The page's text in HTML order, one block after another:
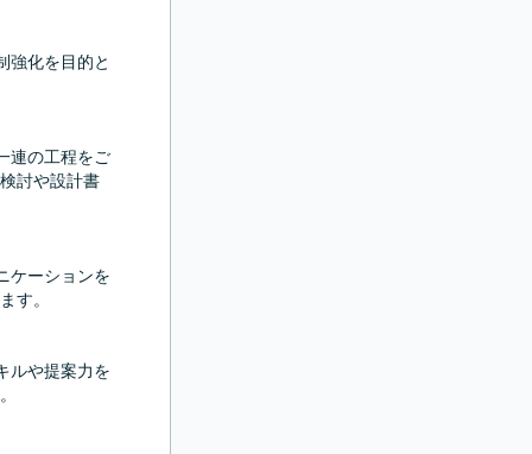
強化を目的と
連の工程をご
討や設計書
ケーションを
す。
ルや提案力を